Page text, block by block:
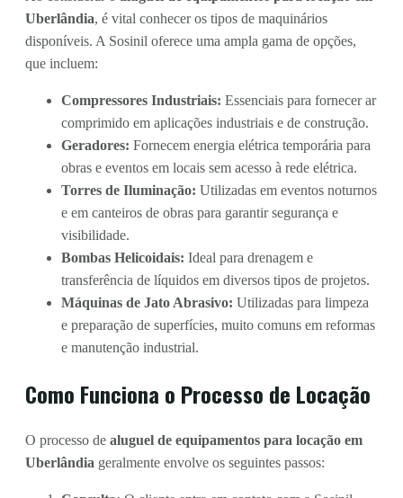
Uberlândia, é vital conhecer os tipos de maquinários
disponíveis. A Sosinil oferece uma ampla gama de opções,
que incluem:
Compressores Industriais: Essenciais para fornecer ar
comprimido em aplicações industriais e de construção.
Geradores: Fornecem energia elétrica temporária para
obras e eventos em locais sem acesso à rede elétrica.
Torres de Iluminação: Utilizadas em eventos noturnos
e em canteiros de obras para garantir segurança e
visibilidade.
Bombas Helicoidais: Ideal para drenagem e
transferência de líquidos em diversos tipos de projetos.
Máquinas de Jato Abrasivo: Utilizadas para limpeza
e preparação de superfícies, muito comuns em reformas
e manutenção industrial.
Como Funciona o Processo de Locação
O processo de aluguel de equipamentos para locação em
Uberlândia geralmente envolve os seguintes passos: